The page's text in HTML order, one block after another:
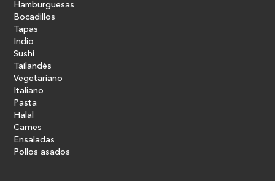
Hamburguesas
Bocadillos
Tapas
Indio
Sushi
Tailandés
Vegetariano
Italiano
Pasta
Halal
Carnes
Ensaladas
Pollos asados